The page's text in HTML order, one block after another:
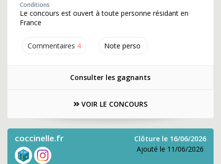
Commentaires 4 Note perso
Conditions
Le concours est ouvert à toute personne résidant en
France
Consulter les gagnants
VOIR LE CONCOURS
coccinelle.fr
Clôture le 16/06/2026
Ajouté le 11/06/2026